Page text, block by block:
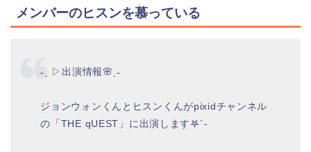
メンバーのヒスンを慕っている
˗ˏ︎ ▷出演情報🌸ˎ˗
ジョンウォンくんとヒスンくんがpixidチャンネル
の「THE qUEST」に出演します𖤐´-